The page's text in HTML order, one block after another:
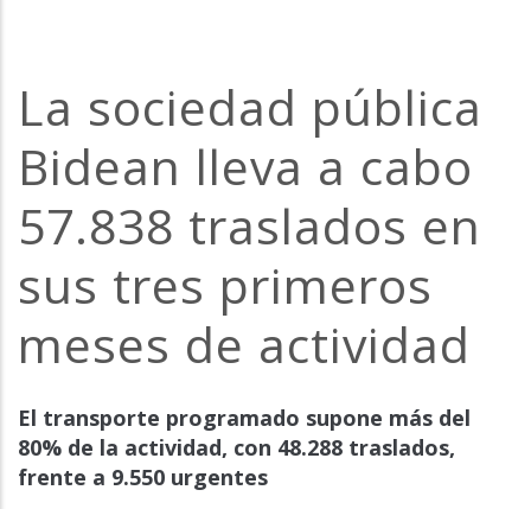
de
ayuda
a
la
navegación
La sociedad pública
Bidean lleva a cabo
57.838 traslados en
sus tres primeros
meses de actividad
El transporte programado supone más del
80% de la actividad, con 48.288 traslados,
frente a 9.550 urgentes